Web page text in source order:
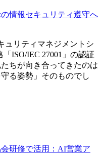
の情報セキュリティ遵守へ
ュリティマネジメントシ
ISO/IEC 27001」の認証
ちが向き合ってきたのは
る姿勢」そのものでし
会研修で活用：AI営業ア